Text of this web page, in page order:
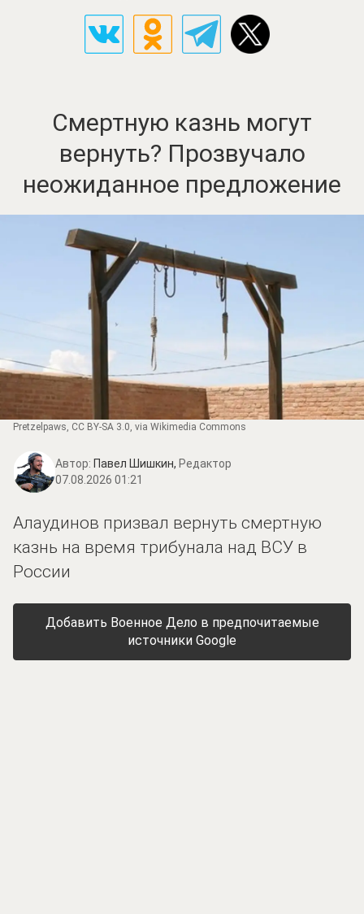
Смертную казнь могут
вернуть? Прозвучало
неожиданное предложение
Pretzelpaws, CC BY-SA 3.0, via Wikimedia Commons
Автор: Павел Шишкин, Редактор
07.08.2026 01:21
Алаудинов призвал вернуть смертную
казнь на время трибунала над ВСУ в
России
Добавить Военное Дело в предпочитаемые
источники Google